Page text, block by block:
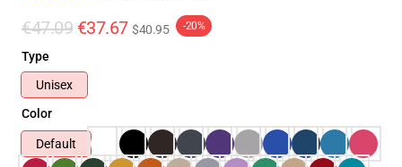
€47.09 €37.67 $40.95 -20%
Type
Unisex
Color
Default